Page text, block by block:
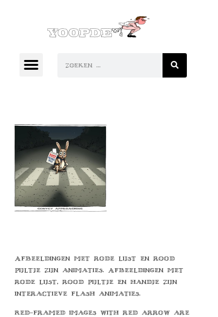
Afbeeldingen met rode lijst en rood
pijltje zijn animaties. Afbeeldingen met
rode lijst, rood pijltje en handje zijn
interactieve flash animaties.
Red-framed images with red arrow are